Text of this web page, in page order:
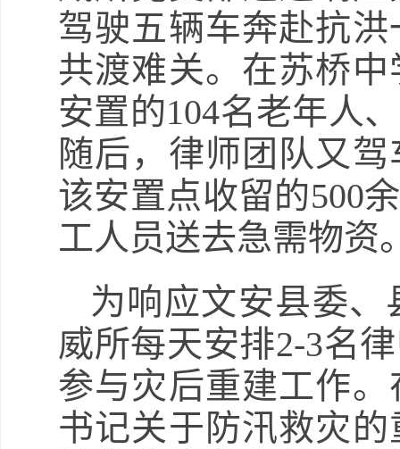
驾驶五辆车奔赴抗
共渡难关。在苏桥
安置的104名老年人
随后，律师团队又
该安置点收留的500
工人员送去急需物资
为响应文安县委
威所每天安排2-3名
参与灾后重建工作
书记关于防汛救灾